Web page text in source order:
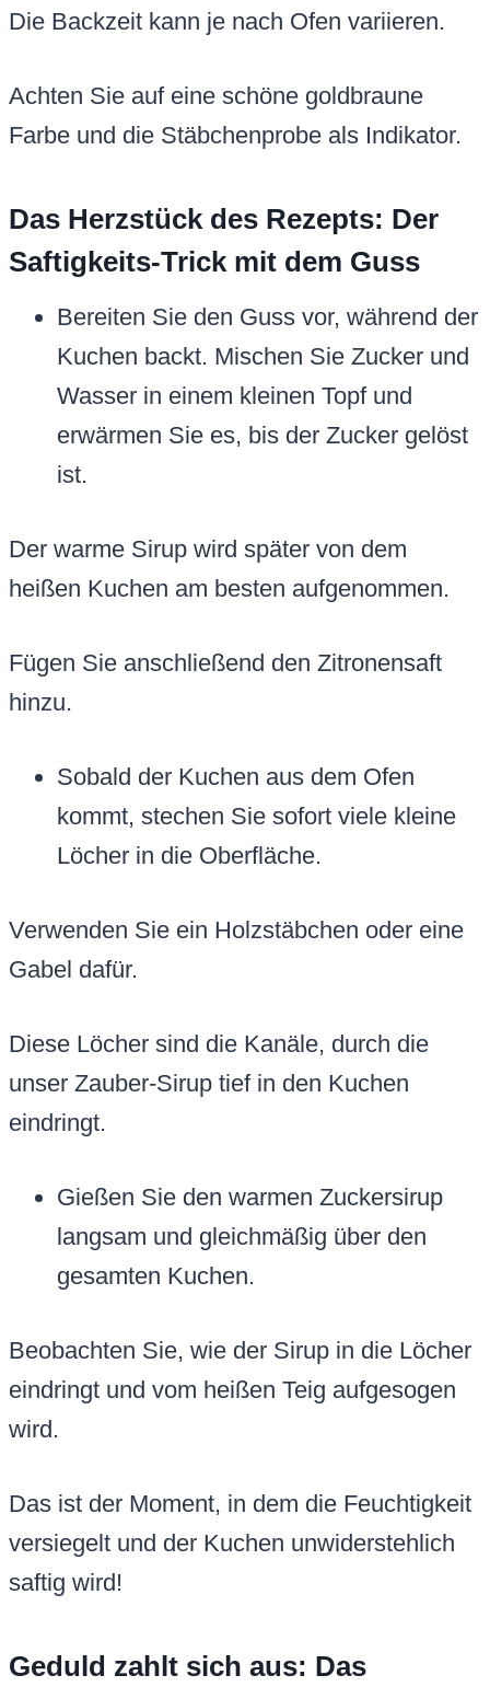
Die Backzeit kann je nach Ofen variieren.
Achten Sie auf eine schöne goldbraune
Farbe und die Stäbchenprobe als Indikator.
Das Herzstück des Rezepts: Der
Saftigkeits-Trick mit dem Guss
Bereiten Sie den Guss vor, während der
Kuchen backt. Mischen Sie Zucker und
Wasser in einem kleinen Topf und
erwärmen Sie es, bis der Zucker gelöst
ist.
Der warme Sirup wird später von dem
heißen Kuchen am besten aufgenommen.
Fügen Sie anschließend den Zitronensaft
hinzu.
Sobald der Kuchen aus dem Ofen
kommt, stechen Sie sofort viele kleine
Löcher in die Oberfläche.
Verwenden Sie ein Holzstäbchen oder eine
Gabel dafür.
Diese Löcher sind die Kanäle, durch die
unser Zauber-Sirup tief in den Kuchen
eindringt.
Gießen Sie den warmen Zuckersirup
langsam und gleichmäßig über den
gesamten Kuchen.
Beobachten Sie, wie der Sirup in die Löcher
eindringt und vom heißen Teig aufgesogen
wird.
Das ist der Moment, in dem die Feuchtigkeit
versiegelt und der Kuchen unwiderstehlich
saftig wird!
Geduld zahlt sich aus: Das